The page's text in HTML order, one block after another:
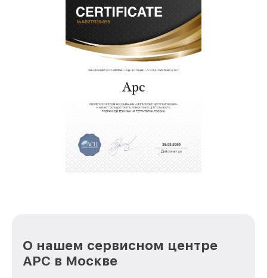
О нашем сервисном центре
APC в Москве